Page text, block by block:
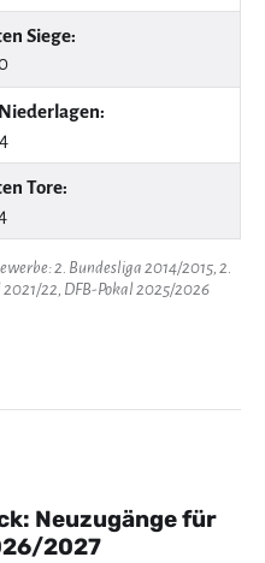
Siege:
Tore:
2. Bundesliga 2014/2015, 2.
22, DFB-Pokal 2025/2026
Neuzugänge für
2027